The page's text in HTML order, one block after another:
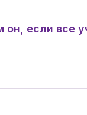
если все